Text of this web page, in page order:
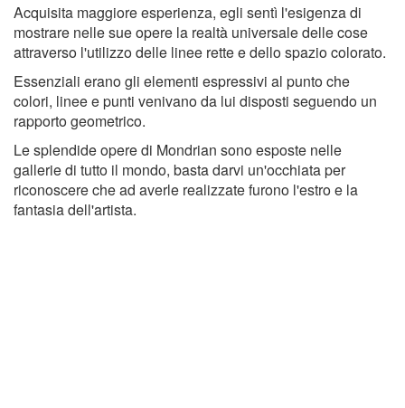
Acquisita maggiore esperienza, egli sentì l'esigenza di
mostrare nelle sue opere la realtà universale delle cose
attraverso l'utilizzo delle linee rette e dello spazio colorato.
Essenziali erano gli elementi espressivi al punto che
colori, linee e punti venivano da lui disposti seguendo un
rapporto geometrico.
Le splendide opere di Mondrian sono esposte nelle
gallerie di tutto il mondo, basta darvi un'occhiata per
riconoscere che ad averle realizzate furono l'estro e la
fantasia dell'artista.